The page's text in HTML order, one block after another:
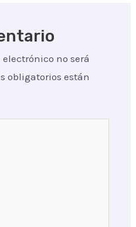
no será
obligatorios están